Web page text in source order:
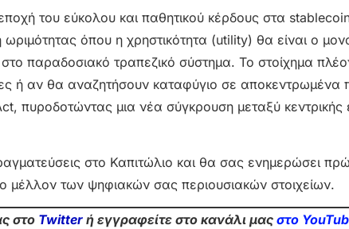
του εύκολου και παθητικού κέρδους στα
όπου η χρηστικότητα (utility) θα είναι ο
παραδοσιακό τραπεζικό σύστημα. Το στοίχημα
ή αν θα αναζητήσουν καταφύγιο σε
πυροδοτώντας μια νέα σύγκρουση μεταξύ κεντρικής
στο Καπιτώλιο και θα σας ενημερώσει
μέλλον των ψηφιακών σας περιουσιακών στοιχείων.
στο Twitter ή εγγραφείτε στο κανάλι μας στο Yo